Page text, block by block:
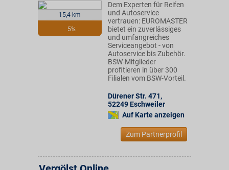
15,4 km
5%
Dem Experten für Reifen
und Autoservice
vertrauen: EUROMASTER
bietet ein zuverlässiges
und umfangreiches
Serviceangebot - von
Autoservice bis Zubehör.
BSW-Mitglieder
profitieren in über 300
Filialen vom BSW-Vorteil.
Dürener Str. 471,
52249 Eschweiler
Auf Karte anzeigen
Zum Partnerprofil